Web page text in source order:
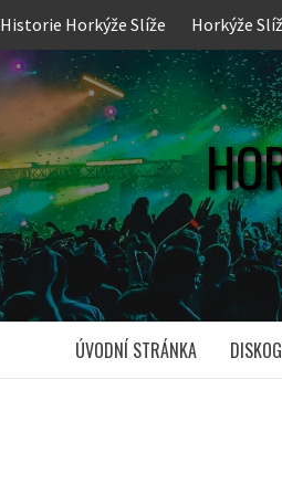
Historie Horkýže Slíže Horkýže
ÚVODNÍ STRÁNKA